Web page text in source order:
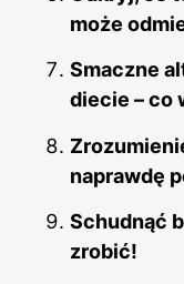
może
Smaczne
diecie – co
naprawdę
Schudnąć
zrobić!